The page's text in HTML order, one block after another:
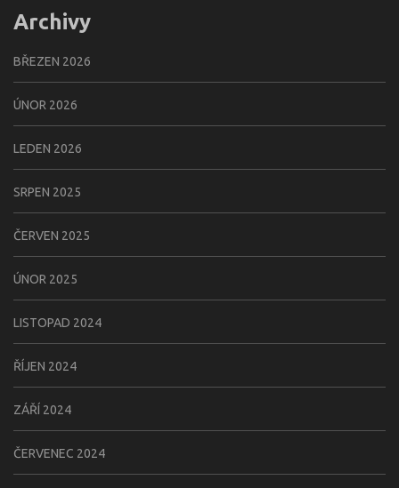
Archivy
BŘEZEN 2026
ÚNOR 2026
LEDEN 2026
SRPEN 2025
ČERVEN 2025
ÚNOR 2025
LISTOPAD 2024
ŘÍJEN 2024
ZÁŘÍ 2024
ČERVENEC 2024